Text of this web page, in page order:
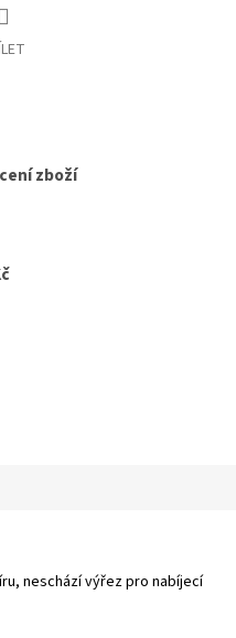
zboží
neschází výřez pro nabíjecí